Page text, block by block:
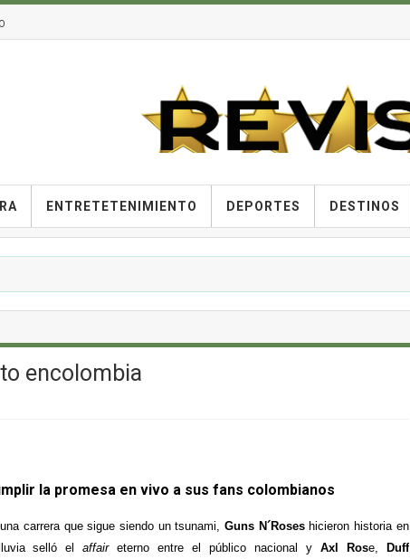
ENTRETETENIMIENTO DEPORTES DESTINOS
encolombia
la promesa en vivo a sus fans colombianos
carrera que sigue siendo un tsunami,Guns N´Roseshicieron historia en
selló elaffaireterno entre el público nacional y Axl Rose,
Duff